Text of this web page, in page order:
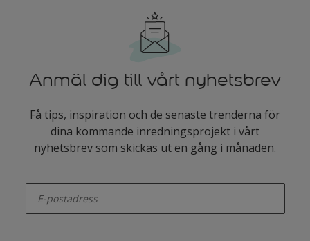
Anmäl dig till vårt nyhetsbrev
Få tips, inspiration och de senaste trenderna för
dina kommande inredningsprojekt i vårt
nyhetsbrev som skickas ut en gång i månaden.